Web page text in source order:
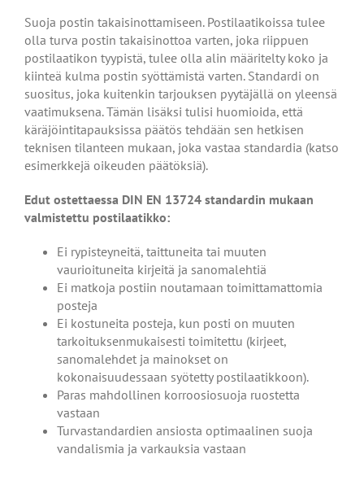
Suoja postin takaisinottamiseen. Postilaatikoissa tulee
olla turva postin takaisinottoa varten, joka riippuen
postilaatikon tyypistä, tulee olla alin määritelty koko ja
kiinteä kulma postin syöttämistä varten. Standardi on
suositus, joka kuitenkin tarjouksen pyytäjällä on yleensä
vaatimuksena. Tämän lisäksi tulisi huomioida, että
käräjöintitapauksissa päätös tehdään sen hetkisen
teknisen tilanteen mukaan, joka vastaa standardia (katso
esimerkkejä oikeuden päätöksiä).
Edut ostettaessa DIN EN 13724 standardin mukaan
valmistettu postilaatikko:
Ei rypisteyneitä, taittuneita tai muuten
vaurioituneita kirjeitä ja sanomalehtiä
Ei matkoja postiin noutamaan toimittamattomia
posteja
Ei kostuneita posteja, kun posti on muuten
tarkoituksenmukaisesti toimitettu (kirjeet,
sanomalehdet ja mainokset on
kokonaisuudessaan syötetty postilaatikkoon).
Paras mahdollinen korroosiosuoja ruostetta
vastaan
Turvastandardien ansiosta optimaalinen suoja
vandalismia ja varkauksia vastaan